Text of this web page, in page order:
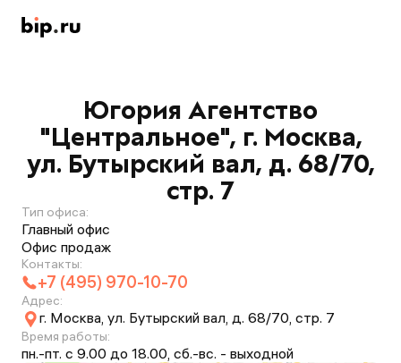
Югория Агентство
"Центральное", г. Москва,
ул. Бутырский вал, д. 68/70,
стр. 7
Тип офиса:
Главный офис
Офис продаж
Контакты:
+7 (495) 970-10-70
Адрес:
г. Москва, ул. Бутырский вал, д. 68/70, стр. 7
Время работы:
пн.-пт. с 9.00 до 18.00, сб.-вс. - выходной